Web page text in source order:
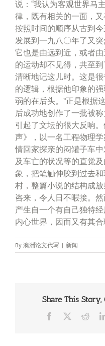
说：“我认为客观世界马
律，既有相关的一面，
按照时间的顺序从古到
发展到一九八〇年了又
它也是由远到近，或者
的运动却不见得，共至
清晰地记这儿时。这是
的逻辑，根据他印象的
弱的在后头。”正是根据
后成功地创作了一批被称
引起了文坛的很大反响
声》，以一名工程物理
情回家探亲的闷罐子车
及车亡的状况等的直觉
象，把笔触伸胶到过去
村，整篇小说的结构成
咨来，令人日不暇接。
产生自一个有自己独特
内心世界，因而又有其合
By 澳洲论文代写 | 新闻
Share This Story,
Facebook